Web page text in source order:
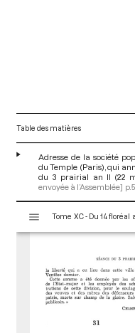
Table des matières
Adresse de la société
du Temple (Paris), qui
du 3 prairial an II (22
envoyée à l’Assemblée]
s